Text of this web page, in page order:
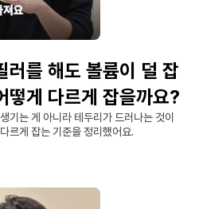
러를 해도 볼륨이 덜 잡
떻게 다르게 잡을까요?
기는 게 아니라 테두리가 드러나는 것이
르게 잡는 기준을 정리했어요.